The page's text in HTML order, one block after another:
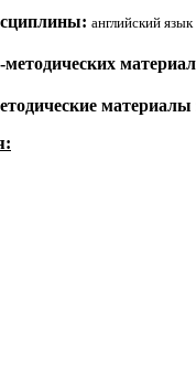
английский язык